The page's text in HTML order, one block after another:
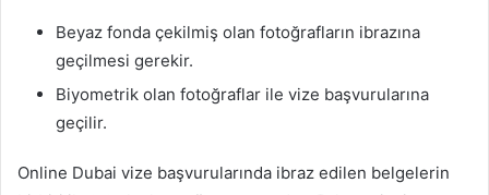
Beyaz fonda çekilmiş olan fotoğrafların ibrazına
geçilmesi gerekir.
Biyometrik olan fotoğraflar ile vize başvurularına
geçilir.
Online Dubai vize başvurularında ibraz edilen belgelerin